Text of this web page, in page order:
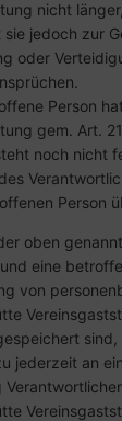
nicht
jedoch zur
oder
Person
gem. Art.
noch nicht
Person
oben
eine
von
jederzeit an